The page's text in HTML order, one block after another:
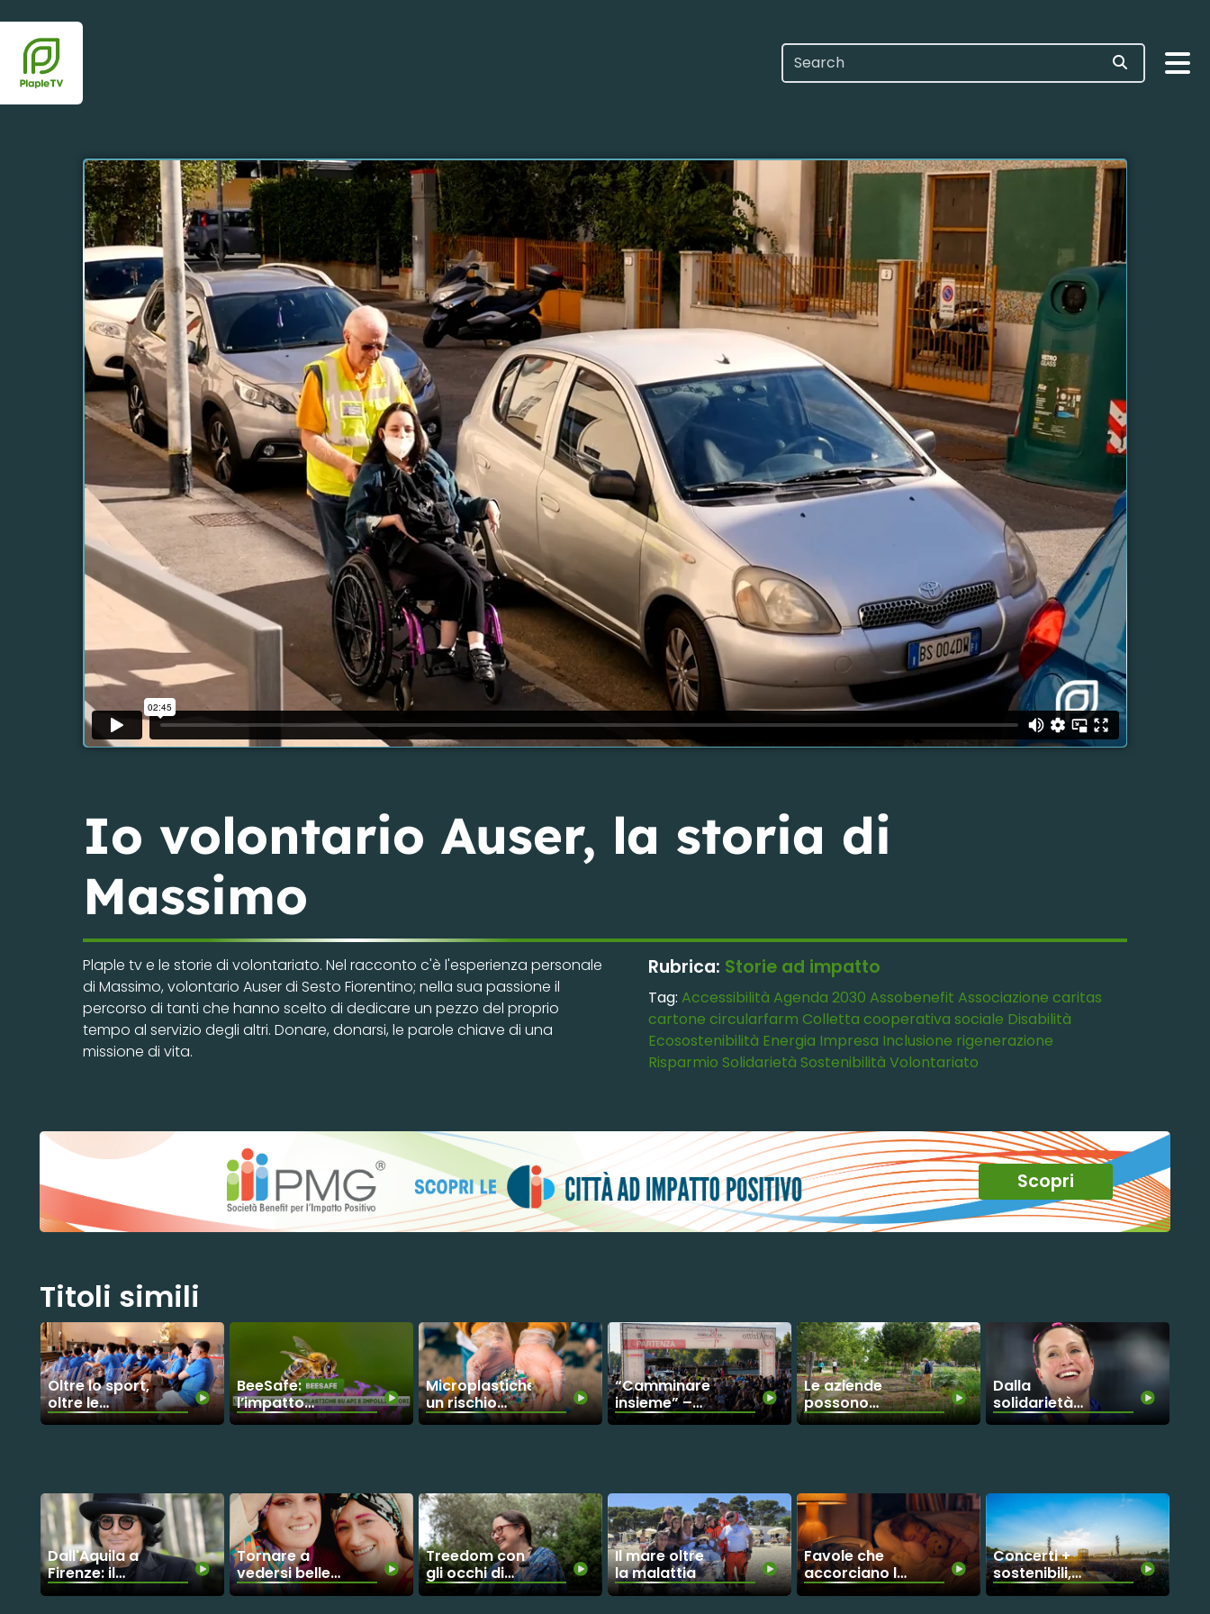
Io volontario Auser, la storia di
Massimo
Plaple tv e le storie di volontariato. Nel racconto c'è l'esperienza personale
di Massimo, volontario Auser di Sesto Fiorentino; nella sua passione il
percorso di tanti che hanno scelto di dedicare un pezzo del proprio
tempo al servizio degli altri. Donare, donarsi, le parole chiave di una
missione di vita.
Rubrica: Storie ad impatto
Tag: Accessibilità Agenda 2030 Assobenefit Associazione caritas
cartone circularfarm Colletta cooperativa sociale Disabilità
Ecosostenibilità Energia Impresa Inclusione rigenerazione
Risparmio Solidarietà Sostenibilità Volontariato
Scopri
Titoli simili
Oltre lo sport,
oltre le
barriere:
paralimpico
BeeSafe:
l’impatto
delle
Microplastiche:
un rischio
invisibile
“Camminare
insieme” –
Parte il conto
Le aziende
possono
rigenerare il
Dalla
solidarietà
alle Olimpiadi:
Dall'Aquila a
Firenze: il
grande gesto
Tornare a
vedersi belle:
la rivoluzione
Treedom con
gli occhi di
Martina
Il mare oltre
la malattia
Favole che
accorciano le
distanze
Concerti +
sostenibili,
parte da